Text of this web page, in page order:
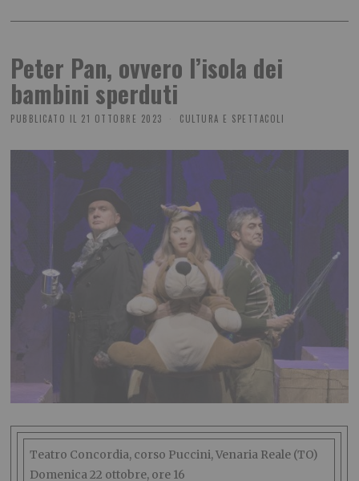
Peter Pan, ovvero l’isola dei
bambini sperduti
PUBBLICATO IL 21 OTTOBRE 2023 CULTURA E SPETTACOLI
Teatro Concordia, corso Puccini, Venaria Reale (TO)
Domenica 22 ottobre, ore 16